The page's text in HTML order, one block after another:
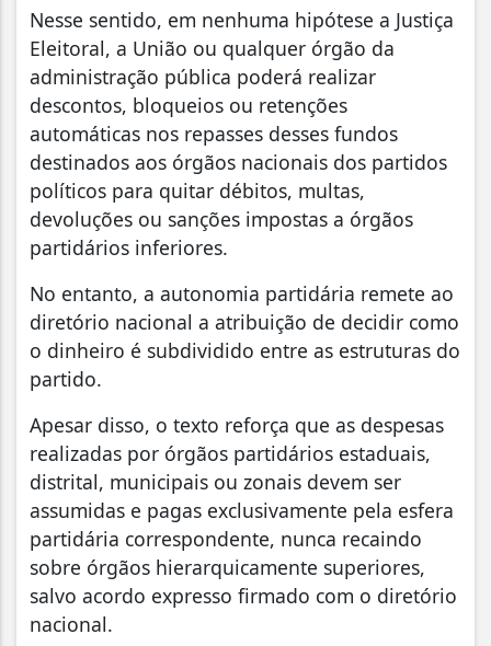
Nesse sentido, em nenhuma hipótese a Justiça
Eleitoral, a União ou qualquer órgão da
administração pública poderá realizar
descontos, bloqueios ou retenções
automáticas nos repasses desses fundos
destinados aos órgãos nacionais dos partidos
políticos para quitar débitos, multas,
devoluções ou sanções impostas a órgãos
partidários inferiores.
No entanto, a autonomia partidária remete ao
diretório nacional a atribuição de decidir como
o dinheiro é subdividido entre as estruturas do
partido.
Apesar disso, o texto reforça que as despesas
realizadas por órgãos partidários estaduais,
distrital, municipais ou zonais devem ser
assumidas e pagas exclusivamente pela esfera
partidária correspondente, nunca recaindo
sobre órgãos hierarquicamente superiores,
salvo acordo expresso firmado com o diretório
nacional.